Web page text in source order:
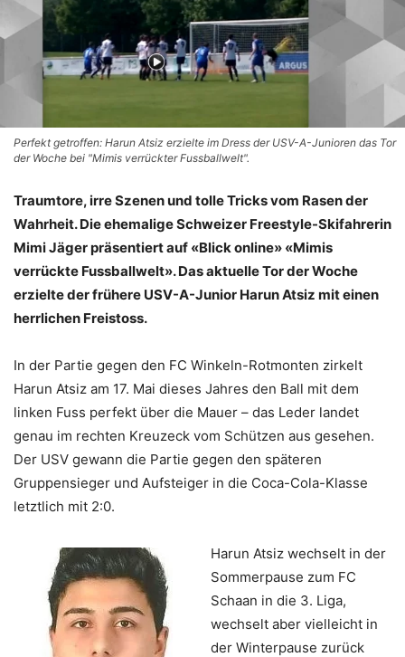
Perfekt getroffen: Harun Atsiz erzielte im Dress der USV-A-Junioren das Tor
der Woche bei "Mimis verrückter Fussballwelt".
Traumtore, irre Szenen und tolle Tricks vom Rasen der
Wahrheit. Die ehemalige Schweizer Freestyle-Skifahrerin
Mimi Jäger präsentiert auf «Blick online» «Mimis
verrückte Fussballwelt». Das aktuelle Tor der Woche
erzielte der frühere USV-A-Junior Harun Atsiz mit einen
herrlichen Freistoss.
In der Partie gegen den FC Winkeln-Rotmonten zirkelt
Harun Atsiz am 17. Mai dieses Jahres den Ball mit dem
linken Fuss perfekt über die Mauer – das Leder landet
genau im rechten Kreuzeck vom Schützen aus gesehen.
Der USV gewann die Partie gegen den späteren
Gruppensieger und Aufsteiger in die Coca-Cola-Klasse
letztlich mit 2:0.
Harun Atsiz wechselt in der
Sommerpause zum FC
Schaan in die 3. Liga,
wechselt aber vielleicht in
der Winterpause zurück